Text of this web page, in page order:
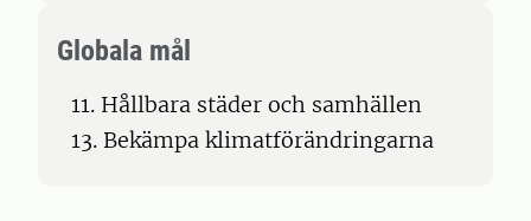
Globala mål
11. Hållbara städer och samhällen
13. Bekämpa klimatförändringarna